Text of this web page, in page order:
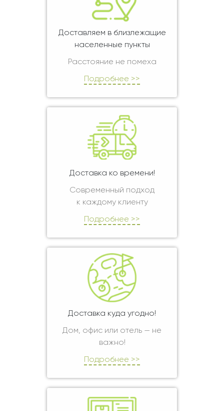
Доставляем в близлежащие
населенные пункты
Расстояние не помеха
Подробнее >>
Доставка ко времени!
Современный подход
к каждому клиенту
Подробнее >>
Доставка куда угодно!
Дом, офис или отель — не
важно!
Подробнее >>